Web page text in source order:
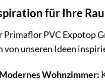
für Ihre
Primaflor PVC Expotop
von unseren Ideen
Modernes Wohnzimmer: